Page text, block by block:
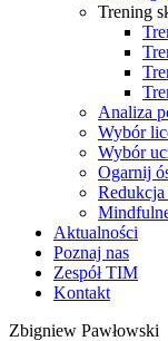
Trening
Analiza
Wybór
Wybór
Ogarnij
Redukcja
Aktualności
Poznaj nas
Zespół TIM
Kontakt
Zbigniew Pawłowski